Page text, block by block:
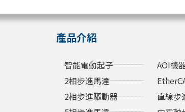
產品介紹
智能電動起子
2相步進馬達
2相步進驅動器
AOI機
直線步